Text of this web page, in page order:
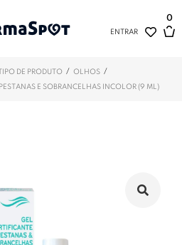
ENTRAR
0
DE PRODUTO / OLHOS /
E SOBRANCELHAS INCOLOR (9 ML)